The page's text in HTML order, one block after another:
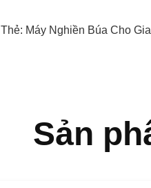
Thẻ: Máy Nghiền Búa Cho
Sản